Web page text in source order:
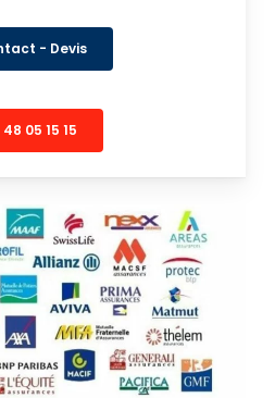
- Devis
48 05 15 15